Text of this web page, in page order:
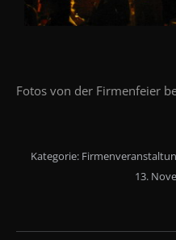
Fotos von der Firmenfeier
Kategorie:
13.